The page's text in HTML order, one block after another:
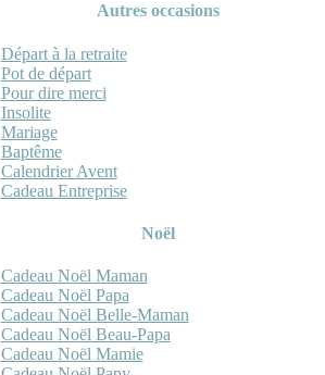
Autres occasions
Départ à la retraite
Pot de départ
Pour dire merci
Insolite
Mariage
Baptême
Calendrier Avent
Cadeau Entreprise
Noël
Cadeau Noël Maman
Cadeau Noël Papa
Cadeau Noël Belle-Maman
Cadeau Noël Beau-Papa
Cadeau Noël Mamie